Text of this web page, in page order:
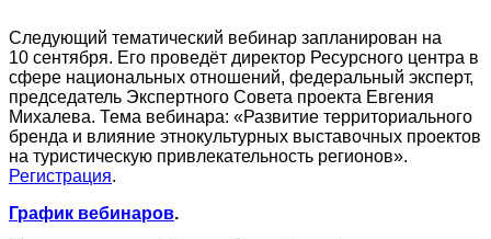
Следующий тематический вебинар запланирован на
10 сентября. Его проведёт директор Ресурсного центра в
сфере национальных отношений, федеральный эксперт,
председатель Экспертного Совета проекта Евгения
Михалева. Тема вебинара: «Развитие территориального
бренда и влияние этнокультурных выставочных проектов
на туристическую привлекательность регионов».
Регистрация.
График вебинаров.